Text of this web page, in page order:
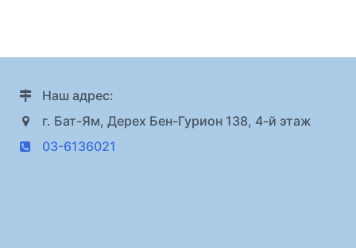
Наш адрес:
г. Бат-Ям, Дерех Бен-Гурион 138, 4-й этаж
03-6136021